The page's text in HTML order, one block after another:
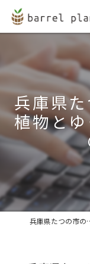
兵庫県
植物と
兵庫県たつの